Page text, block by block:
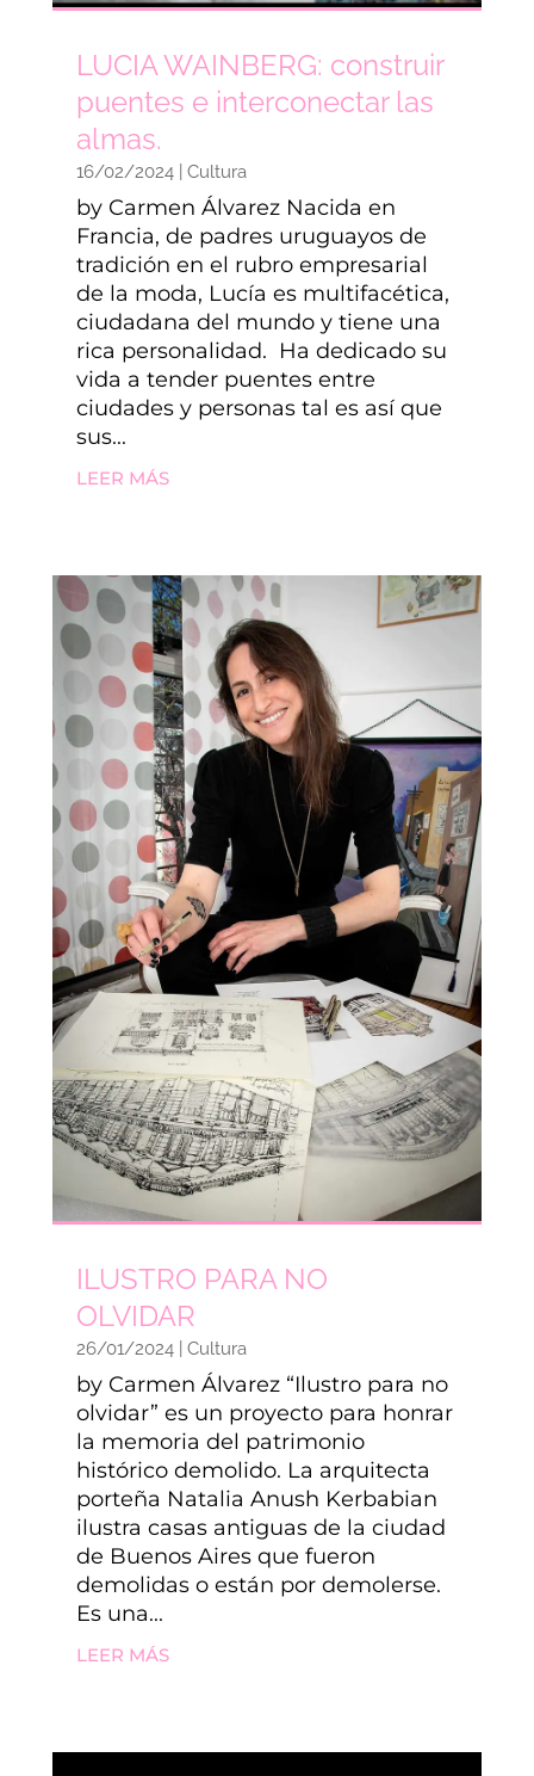
LUCIA WAINBERG: construir
puentes e interconectar las
almas.
16/02/2024| Cultura
by Carmen Álvarez Nacida en
Francia, de padres uruguayos de
tradición en el rubro empresarial
de la moda, Lucía es multifacética,
ciudadana del mundo y tiene una
rica personalidad. Ha dedicado su
vida a tender puentes entre
ciudades y personas tal es así que
sus...
LEER MÁS
ILUSTRO PARA NO
OLVIDAR
26/01/2024| Cultura
by Carmen Álvarez “Ilustro para no
olvidar” es un proyecto para honrar
la memoria del patrimonio
histórico demolido. La arquitecta
porteña Natalia Anush Kerbabian
ilustra casas antiguas de la ciudad
de Buenos Aires que fueron
demolidas o están por demolerse.
Es una...
LEER MÁS